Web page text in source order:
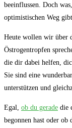
beeinflussen. Doch
optimistischen Weg
Heute wollen⁢ wir⁤ über
Östrogentropfen‌
die dir dabei helfen,
Sie​ sind eine
unterstützen und
Egal, ob du gerade die
begonnen hast oder